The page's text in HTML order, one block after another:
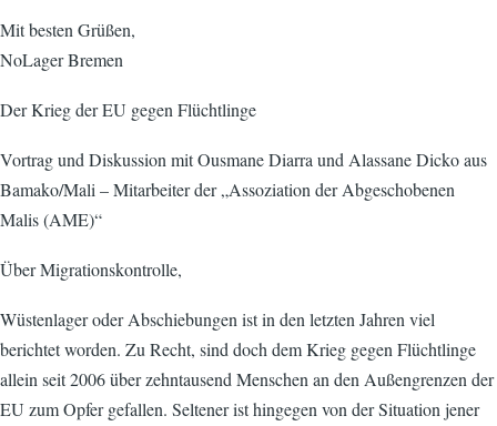
Mit besten Grüßen,
NoLager Bremen
Der Krieg der EU gegen Flüchtlinge
Vortrag und Diskussion mit Ousmane Diarra und Alassane Dicko aus
Bamako/Mali – Mitarbeiter der „Assoziation der Abgeschobenen
Malis (AME)“
Über Migrationskontrolle,
Wüstenlager oder Abschiebungen ist in den letzten Jahren viel
berichtet worden. Zu Recht, sind doch dem Krieg gegen Flüchtlinge
allein seit 2006 über zehntausend Menschen an den Außengrenzen der
EU zum Opfer gefallen. Seltener ist hingegen von der Situation jener